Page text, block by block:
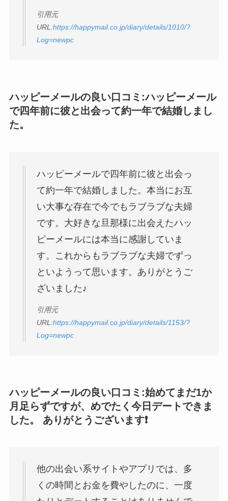
引用元
URL:https://happymail.co.jp/diary/details/1010/?
Log=newpc
ハッピーメールの良い口コミ:ハッピーメール
で四年前に彼と出会って約一年で結婚しまし
た。
ハッピーメールで四年前に彼と出会っ
て約一年で結婚しました。本当にお互
い大事な存在で今でもラブラブな夫婦
です。大好きな旦那様に出会えたハッ
ピーメールには本当に感謝していま
す。これからもラブラブな夫婦でずっ
といようって思います。ありがとうご
ざいました♪
引用元
URL:https://happymail.co.jp/diary/details/1153/?
Log=newpc
ハッピーメールの良い口コミ:始めてまだ1か
月足らずですが、めでたく今日デートできま
した。 ありがとうございます❗
他の出会い系サイトやアプリでは、多
くの時間とお金を費やしたのに、一度